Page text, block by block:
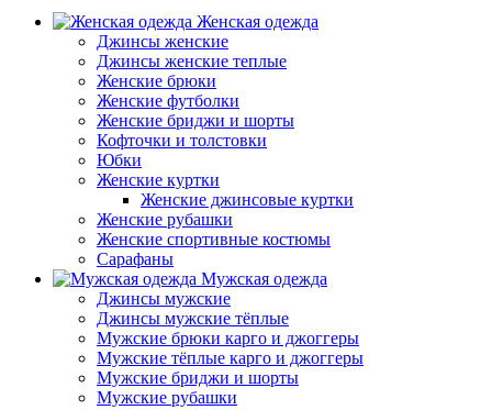
Женская одежда
Джинсы женские
Джинсы женские теплые
Женские брюки
Женские футболки
Женские бриджи и шорты
Кофточки и толстовки
Юбки
Женские куртки
Женские джинсовые куртки
Женские рубашки
Женские спортивные костюмы
Сарафаны
Мужская одежда
Джинсы мужские
Джинсы мужские тёплые
Мужские брюки карго и джоггеры
Мужские тёплые карго и джоггеры
Мужские бриджи и шорты
Мужские рубашки